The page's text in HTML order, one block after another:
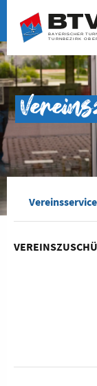
Vereinsservice